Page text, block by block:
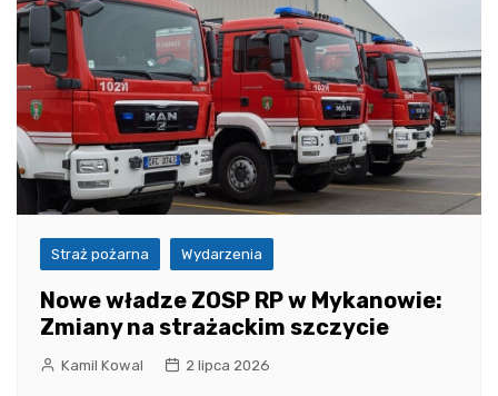
Straż pożarna Wydarzenia
Nowe władze ZOSP RP w Mykanowie:
Zmiany na strażackim szczycie
Kamil Kowal 2 lipca 2026